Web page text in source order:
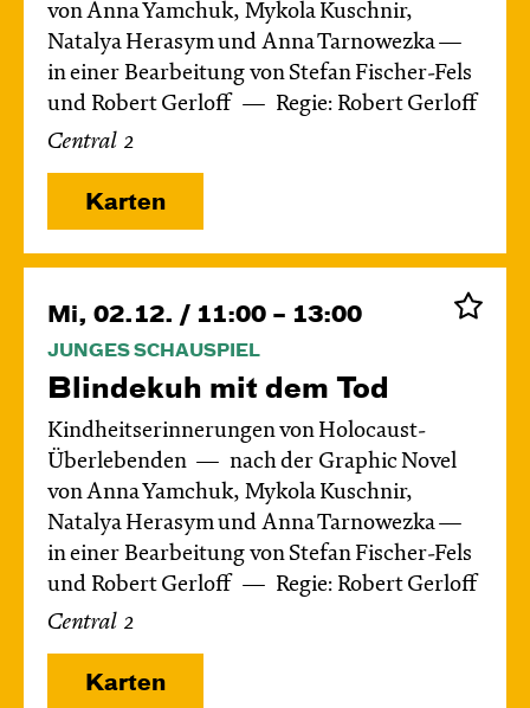
von Anna Yamchuk, Mykola Kuschnir,
Natalya Herasym und Anna Tarnowezka —
in einer Bearbeitung von Stefan Fischer-Fels
und Robert Gerloff
Regie: Robert Gerloff
Central 2
Karten
Mi, 02.12. / 11:00 – 13:00
JUNGES SCHAUSPIEL
Blinde­kuh mit dem Tod
Kindheitserinnerungen von Holocaust-
Überlebenden
nach der Graphic Novel
von Anna Yamchuk, Mykola Kuschnir,
Natalya Herasym und Anna Tarnowezka —
in einer Bearbeitung von Stefan Fischer-Fels
und Robert Gerloff
Regie: Robert Gerloff
Central 2
Karten